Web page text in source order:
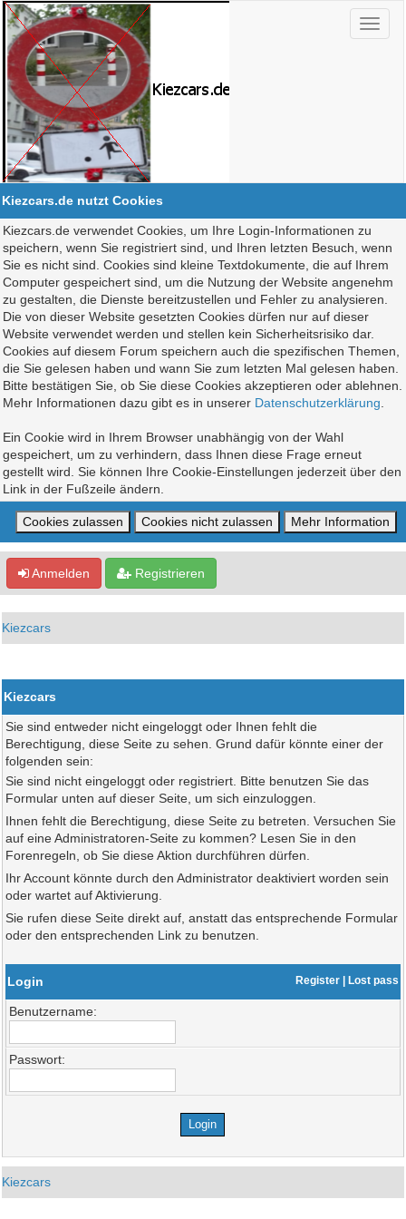
Kiezcars.de nutzt Cookies
Kiezcars.de verwendet Cookies, um Ihre Login-Informationen zu
speichern, wenn Sie registriert sind, und Ihren letzten Besuch, wenn
Sie es nicht sind. Cookies sind kleine Textdokumente, die auf Ihrem
Computer gespeichert sind, um die Nutzung der Website angenehm
zu gestalten, die Dienste bereitzustellen und Fehler zu analysieren.
Die von dieser Website gesetzten Cookies dürfen nur auf dieser
Website verwendet werden und stellen kein Sicherheitsrisiko dar.
Cookies auf diesem Forum speichern auch die spezifischen Themen,
die Sie gelesen haben und wann Sie zum letzten Mal gelesen haben.
Bitte bestätigen Sie, ob Sie diese Cookies akzeptieren oder ablehnen.
Mehr Informationen dazu gibt es in unserer Datenschutzerklärung
Ein Cookie wird in Ihrem Browser unabhängig von der Wahl
gespeichert, um zu verhindern, dass Ihnen diese Frage erneut
gestellt wird. Sie können Ihre Cookie-Einstellungen jederzeit über den
Link in der Fußzeile ändern.
Anmelden Registrieren
Kiezcars
Kiezcars
Sie sind entweder nicht eingeloggt oder Ihnen fehlt die
Berechtigung, diese Seite zu sehen. Grund dafür könnte einer der
folgenden sein:
Sie sind nicht eingeloggt oder registriert. Bitte benutzen Sie das
Formular unten auf dieser Seite, um sich einzuloggen.
Ihnen fehlt die Berechtigung, diese Seite zu betreten. Versuchen Sie
auf eine Administratoren-Seite zu kommen? Lesen Sie in den
Forenregeln, ob Sie diese Aktion durchführen dürfen.
Ihr Account könnte durch den Administrator deaktiviert worden sein
oder wartet auf Aktivierung.
Sie rufen diese Seite direkt auf, anstatt das entsprechende Formular
oder den entsprechenden Link zu benutzen.
Login Register| Lost pass
Benutzername:
Passwort:
Kiezcars